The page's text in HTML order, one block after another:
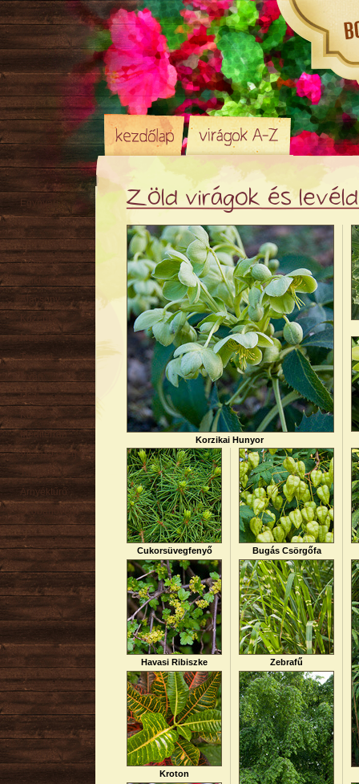
Zöld virágok és
Cukorsüvegfenyő Bugás Csörgőfa
Havasi Ribiszke Zebrafű
Kroton
Korzikai Hunyor
Egynyári
Évelő
Hagyma/ Gumó
Örökzöld
Sziklakerti
Alacsony
Közepes
Magas
Tavaszi
Őszi
Kúszó
Mediterrán
Virágzó cserje
Talajtakaró
Árnyéktűrő
Szobanövény